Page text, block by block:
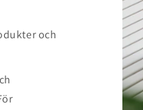
och